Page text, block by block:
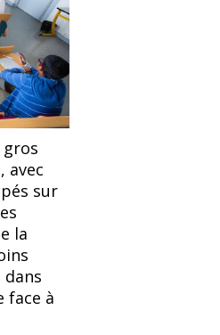
gros
avec
sur
la
dans
face à